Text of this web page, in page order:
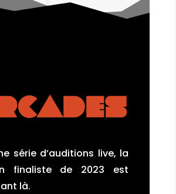
série d’auditions live, la
finaliste de 2023 est
là.